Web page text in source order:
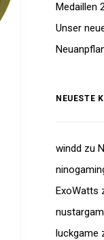
Medaillen
Unser
NEUESTE
windd zu
ExoWatts
luckgame